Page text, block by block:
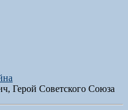
Герой Советского Союза